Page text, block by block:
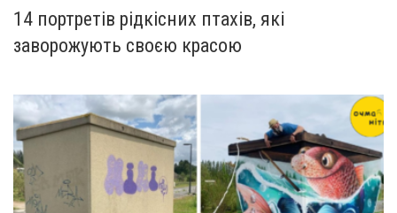
14 портретів рідкісних птахів, які
заворожують своєю красою